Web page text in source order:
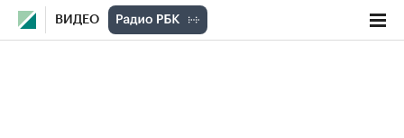
ВИДЕО